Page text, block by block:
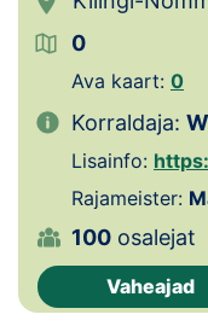
Galerii
Kalender
Tule klubisse!
Tulemused
0
Ava kaart: 0
Korraldaja:
Lisainfo:
Rajameister:
100 osalejat
Vaheajad